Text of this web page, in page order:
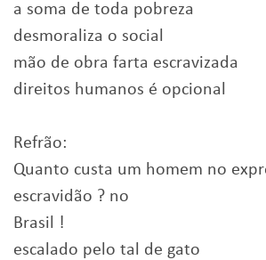
a soma de toda pobreza
desmoraliza o social
mão de obra farta escravizada
direitos humanos é opcional
Refrão:
Quanto custa um homem no
escravidão ? no
Brasil !
escalado pelo tal de gato